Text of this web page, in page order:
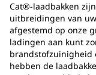
Cat®-laadbakken
uitbreidingen van
afgestemd op onze
ladingen aan kunt
brandstofzuinigheid
hebben de